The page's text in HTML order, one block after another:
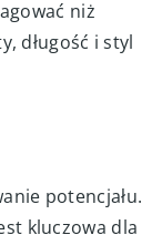
częsty błąd.
długość i styl